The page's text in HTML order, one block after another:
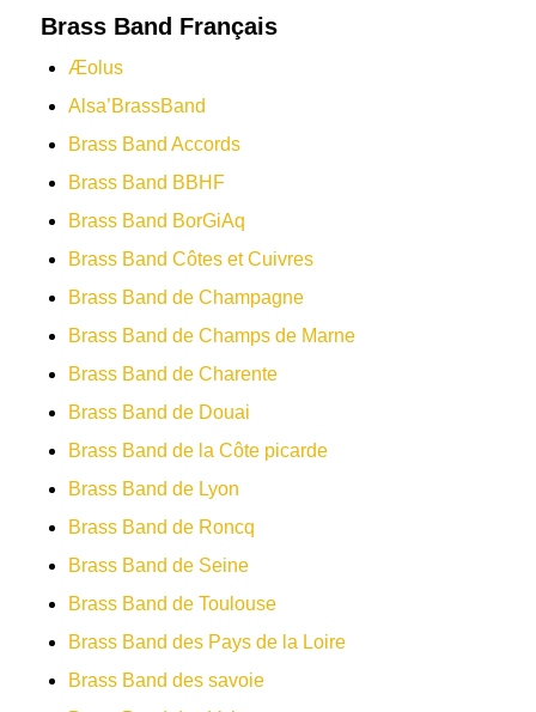
Brass Band Français
Æolus
Alsa’BrassBand
Brass Band Accords
Brass Band BBHF
Brass Band BorGiAq
Brass Band Côtes et Cuivres
Brass Band de Champagne
Brass Band de Champs de Marne
Brass Band de Charente
Brass Band de Douai
Brass Band de la Côte picarde
Brass Band de Lyon
Brass Band de Roncq
Brass Band de Seine
Brass Band de Toulouse
Brass Band des Pays de la Loire
Brass Band des savoie